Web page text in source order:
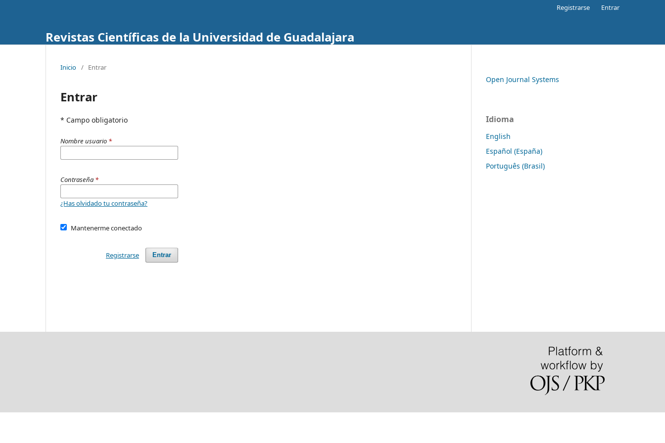
Revistas Científicas de la Universidad de Guadalajara
Registrarse Entrar
Inicio / Entrar
Entrar
* Campo obligatorio
Nombre usuario *
Contraseña *
¿Has olvidado tu contraseña?
Mantenerme conectado
Entrar
Registrarse
Open Journal Systems
Idioma
English
Español (España)
Português (Brasil)